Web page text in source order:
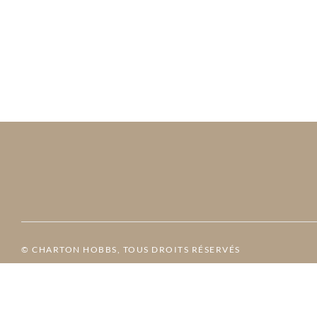
© CHARTON HOBBS, TOUS DROITS RÉSERVÉS